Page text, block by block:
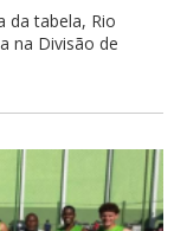
da tabela, Rio
na Divisão de